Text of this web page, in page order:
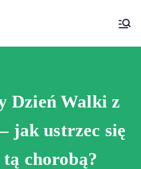
Szpital Specjalistyczny im.
w Czerwonej Górze
Dzień Walki z
jak ustrzec się
chorobą?